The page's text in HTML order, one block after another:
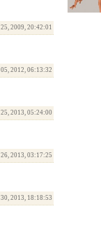
25, 2009, 20:42:01
2012, 06:13:32
2013, 05:24:00
2013, 03:17:25
2013, 18:18:53